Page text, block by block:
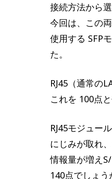
接続方法から選
今回は、この
使用する SFP
た。
RJ45（通常の
これを 100点と
RJ45モジュー
にじみが取れ
情報量が増え
140点でしょう